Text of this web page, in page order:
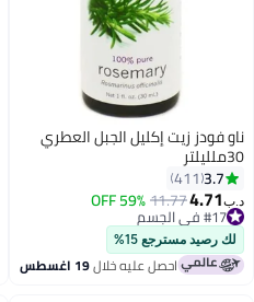
ناو فودز زيت إكليل الجبل العطري
30ملليلتر
3.7
411
د.ب‏4.71
11.77
59% OFF
#17 في الجسم
#17 في الجسم
لك رصيد مسترجع 15%
احصل عليه خلال19 اغسطس